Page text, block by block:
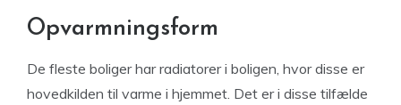
Opvarmningsform
De fleste boliger har radiatorer i boligen, hvor disse er
hovedkilden til varme i hjemmet. Det er i disse tilfælde